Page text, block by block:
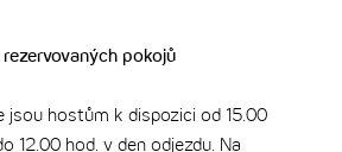
pokojů
jsou hostům k dispozici od 15.00
12.00 hod. v den odjezdu. Na